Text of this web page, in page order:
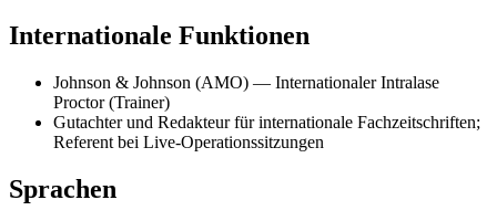
Internationale Funktionen
Johnson & Johnson (AMO) — Internationaler Intralase
Proctor (Trainer)
Gutachter und Redakteur für internationale Fachzeitschriften;
Referent bei Live-Operationssitzungen
Sprachen